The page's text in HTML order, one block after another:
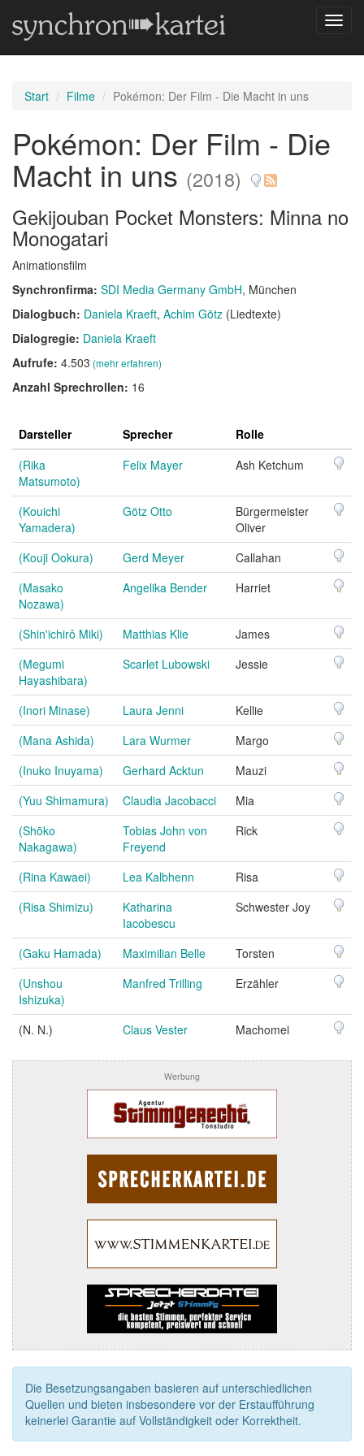
Start Filme Pokémon: Der Film - Die Macht in uns
Pokémon: Der Film - Die
Macht in uns (2018)
Gekijouban Pocket Monsters: Minna no
Monogatari
Animationsfilm
Synchronfirma: SDI Media Germany GmbH, München
Dialogbuch: Daniela Kraeft Achim Götz (Liedtexte)
Dialogregie: Daniela Kraeft
Aufrufe: 4.503 (mehr erfahren)
Anzahl Sprechrollen: 16
Darsteller Sprecher
Rolle
(Rika
Matsumoto)
Felix Mayer Ash Ketchum
(Kouichi
Yamadera)
Götz Otto
Bürgermeister
Oliver
(Kouji Ookura)
Gerd Meyer
Callahan
(Masako
Nozawa)
Angelika Bender Harriet
(Shin'ichirô Miki) Matthias Klie
James
(Megumi
Hayashibara)
Scarlet Lubowski Jessie
(Inori Minase) Laura Jenni
Kellie
(Mana Ashida)
Lara Wurmer
Margo
(Inuko Inuyama)
Gerhard Acktun
Mauzi
(Yuu Shimamura)
Claudia Jacobacci
Mia
(Shōko
Nakagawa)
Tobias John von
Freyend
Rick
(Rina Kawaei) Lea Kalbhenn
Risa
(Risa Shimizu)
Katharina
Iacobescu
Schwester Joy
(Gaku Hamada) Maximilian Belle
Torsten
(Unshou
Ishizuka)
Manfred Trilling Erzähler
(N. N.) Claus Vester Machomei
Werbung
Die Besetzungsangaben basieren auf unterschiedlichen
Quellen und bieten insbesondere vor der Erstaufführung
keinerlei Garantie auf Vollständigkeit oder Korrektheit.